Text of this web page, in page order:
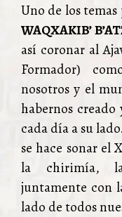
Uno de los
WAQXAKIB’
así coronar al
Formador)
nosotros y el
habernos
cada día a su
se hace sonar el
la chirimía,
juntamente con
lado de todos